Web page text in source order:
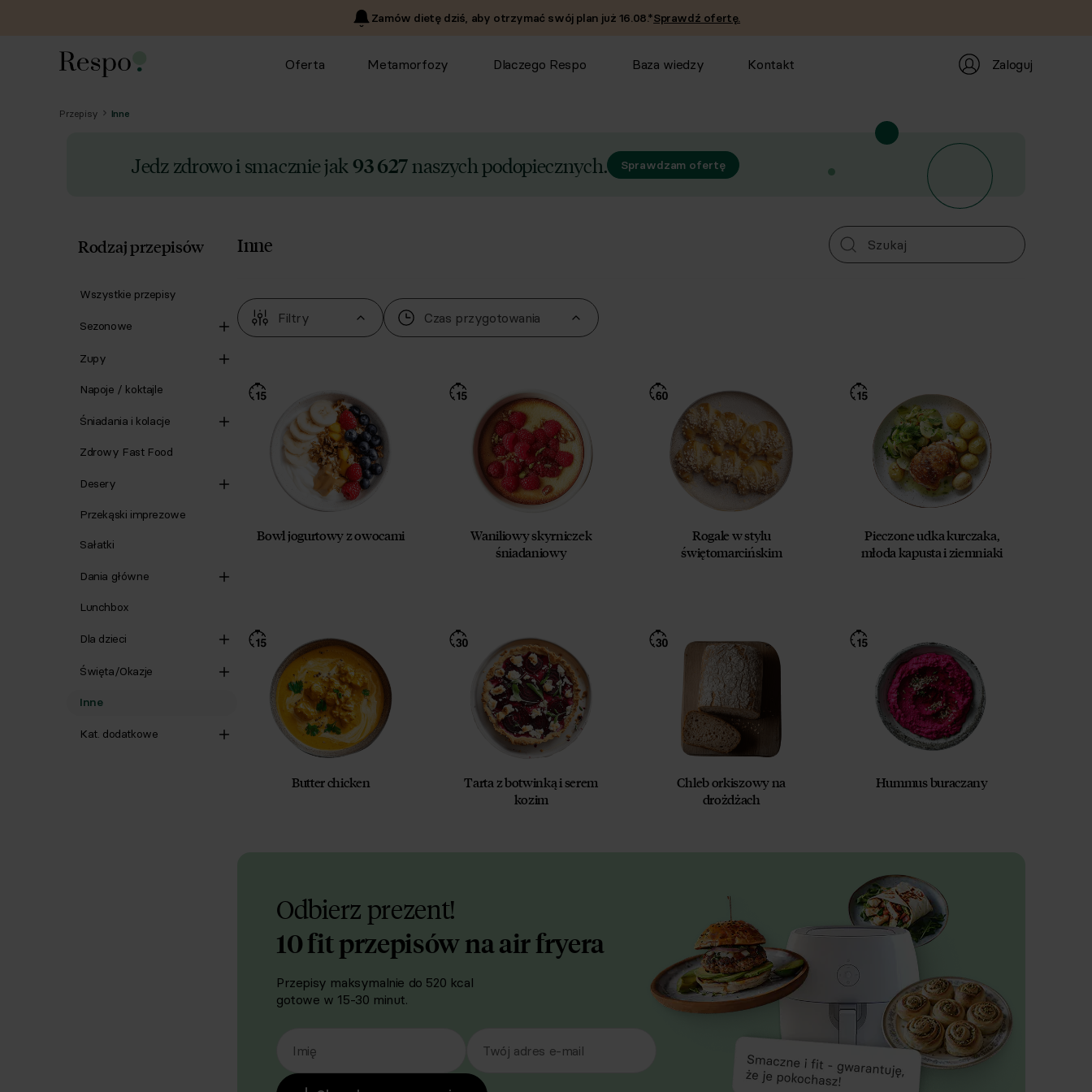
Zamów dietę dziś, aby otrzymać swój plan już 16.08.*Sprawdź ofertę.
Oferta Metamorfozy Dlaczego Respo Baza wiedzy Kontakt Zaloguj
Przepisy Inne
Jedz zdrowo i smacznie jak 93 627naszych podopiecznych. Sprawdzam ofertę
Inne
Filtry Czas przygotowania
Bowl jogurtowy z owocami
Waniliowy skyrniczek
śniadaniowy
Rogale w stylu
świętomarcińskim
Pieczone udka kurczaka,
młoda kapusta i ziemniaki
Butter chicken
Tarta z botwinką i serem
kozim
Chleb orkiszowy na
drożdżach
Hummus buraczany
Odbierz prezent!
10 fit przepisów na air fryera
Przepisy maksymalnie do 520 kcal
gotowe w 15-30 minut.
Imię Twój adres e-mail
Rodzaj przepisów
Wszystkie przepisy
Sezonowe
Zupy
Napoje / koktajle
Śniadania i kolacje
Zdrowy Fast Food
Desery
Przekąski imprezowe
Sałatki
Dania główne
Lunchbox
Dla dzieci
Święta/Okazje
Inne
Kat. dodatkowe